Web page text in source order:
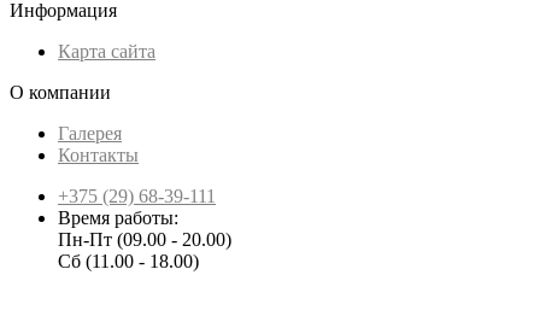
Информация
Карта сайта
О компании
Галерея
Контакты
+375 (29) 68-39-111
Время работы:
Пн-Пт (09.00 - 20.00)
Сб (11.00 - 18.00)